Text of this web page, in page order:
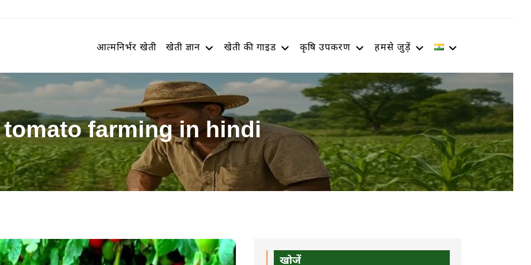
आत्मनिर्भर खेती खेती ज्ञान खेती की गाइड कृषि उपकरण हमसे जुड़ें
tomato farming in hindi
खोजें